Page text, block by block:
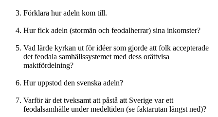
Förklara hur adeln kom till.
Hur fick adeln (stormän och feodalherrar) sina inkomster?
Vad lärde kyrkan ut för idéer som gjorde att folk accepterade
det feodala samhällssystemet med dess orättvisa
maktfördelning?
Hur uppstod den svenska adeln?
Varför är det tveksamt att påstå att Sverige var ett
feodalsamhälle under medeltiden (se faktarutan längst ned)?